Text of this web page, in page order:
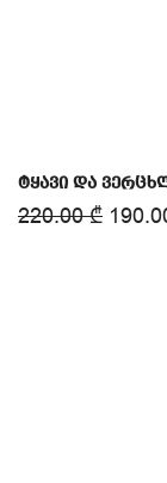
ტყავი და
220.00₾